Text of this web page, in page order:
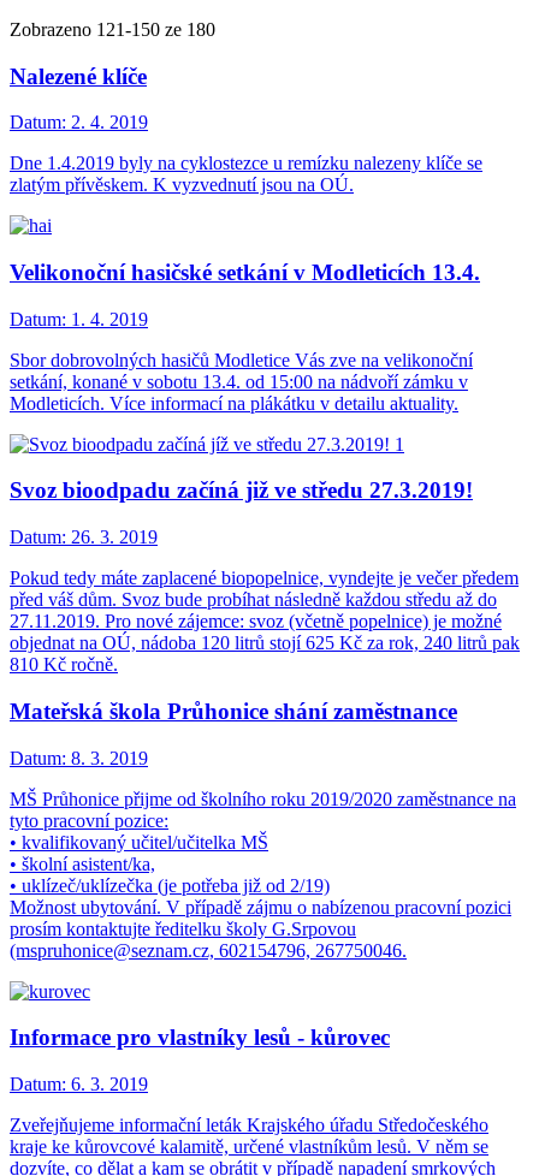
Zobrazeno 121-150 ze 180
Nalezené klíče
Datum: 2. 4. 2019
Dne 1.4.2019 byly na cyklostezce u remízku nalezeny klíče se
zlatým přívěskem. K vyzvednutí jsou na OÚ.
Velikonoční hasičské setkání v Modleticích 13.4.
Datum: 1. 4. 2019
Sbor dobrovolných hasičů Modletice Vás zve na velikonoční
setkání, konané v sobotu 13.4. od 15:00 na nádvoří zámku v
Modleticích. Více informací na plákátku v detailu aktuality.
Svoz bioodpadu začíná již ve středu 27.3.2019!
Datum: 26. 3. 2019
Pokud tedy máte zaplacené biopopelnice, vyndejte je večer předem
před váš dům. Svoz bude probíhat následně každou středu až do
27.11.2019. Pro nové zájemce: svoz (včetně popelnice) je možné
objednat na OÚ, nádoba 120 litrů stojí 625 Kč za rok, 240 litrů pak
810 Kč ročně.
Mateřská škola Průhonice shání zaměstnance
Datum: 8. 3. 2019
MŠ Průhonice přijme od školního roku 2019/2020 zaměstnance na
tyto pracovní pozice:
• kvalifikovaný učitel/učitelka MŠ
• školní asistent/ka,
• uklízeč/uklízečka (je potřeba již od 2/19)
Možnost ubytování. V případě zájmu o nabízenou pracovní pozici
prosím kontaktujte ředitelku školy G.Srpovou
(mspruhonice@seznam.cz, 602154796, 267750046.
Informace pro vlastníky lesů - kůrovec
Datum: 6. 3. 2019
Zveřejňujeme informační leták Krajského úřadu Středočeského
kraje ke kůrovcové kalamitě, určené vlastníkům lesů. V něm se
dozvíte, co dělat a kam se obrátit v případě napadení smrkových